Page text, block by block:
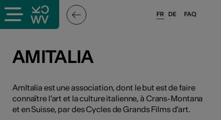
FAQ
FR DE
AMITALIA
AmItalia est une association, dont le but est de faire
connaître l’art et la culture italienne, à Crans-Montana
et en Suisse, par des Cycles de Grands Films d’art.